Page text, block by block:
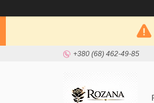
+380 (68) 462-49-85